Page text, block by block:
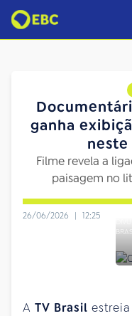
ganha
neste
Filme revela a
paisagem no
26/06/2026 | 12:25
A TV Brasil